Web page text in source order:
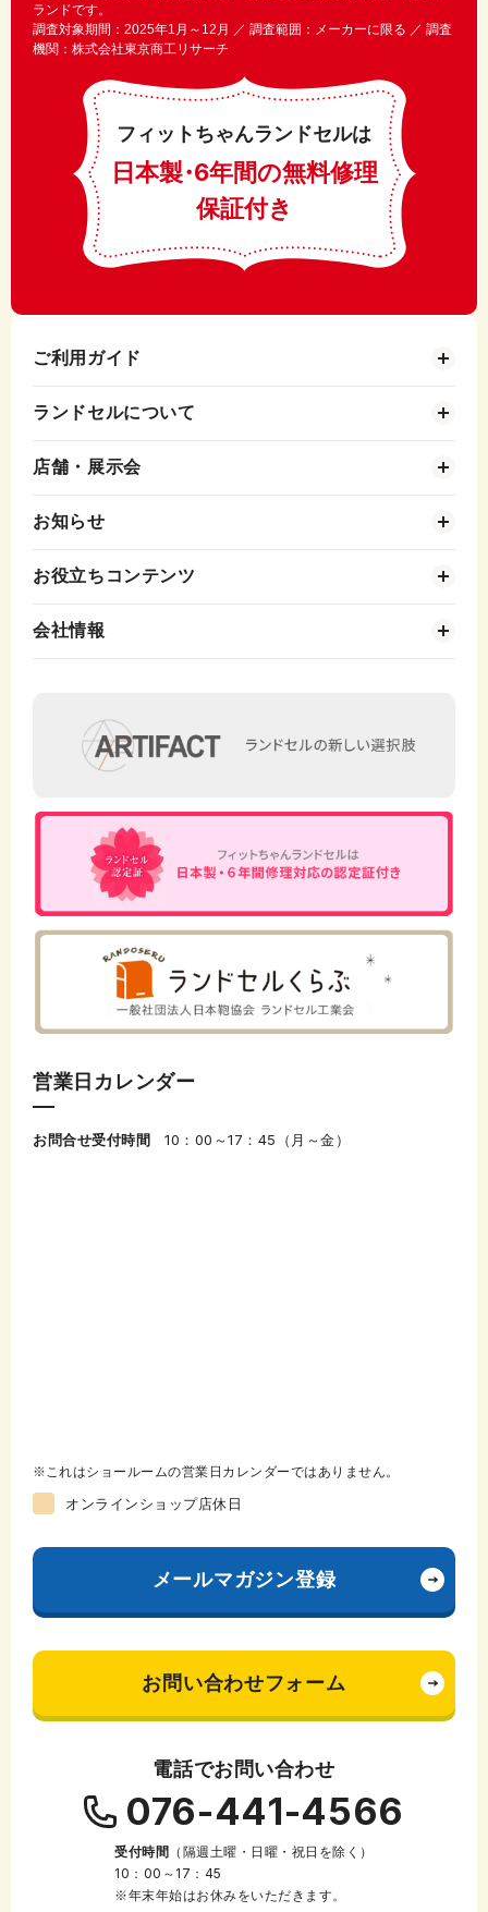
ランドです。
調査対象期間：2025年1月～12月 ／ 調査範囲：メーカーに限る ／ 調査
機関：株式会社東京商工リサーチ
フィットちゃんランドセルは
日本製・6年間の無料修理
保証付き
ご利用ガイド
ランドセルについて
店舗・展示会
お知らせ
お役立ちコンテンツ
会社情報
営業日カレンダー
お問合せ受付時間 10：00～17：45（月～金）
これはショールームの営業日カレンダーではありません。
オンラインショップ店休日
メールマガジン登録
お問い合わせフォーム
電話でお問い合わせ
076-441-4566
受付時間 （隔週土曜・日曜・祝日を除く）
10：00～17：45
※年末年始はお休みをいただきます。